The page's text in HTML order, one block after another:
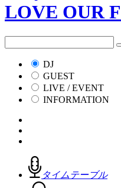
DJ
GUEST
LIVE / EVENT
INFORMATION
タイムテーブル